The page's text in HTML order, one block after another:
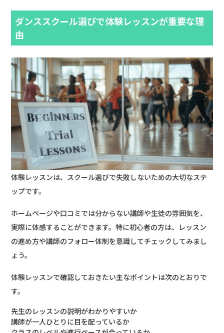
ダンススクール選びで体験レッスンが重要な理
由
体験レッスンは、スクール選びで失敗しないための大切なステ
ップです。
ホームページや口コミでは分からない講師や生徒の雰囲気を、
実際に体感することができます。特に初心者の方は、レッスン
の進め方や講師のフォロー体制を意識してチェックしてみまし
ょう。
体験レッスンで確認しておきたい主なポイントは次のとおりで
す。
先生のレッスンの説明がわかりやすいか
講師が一人ひとりに目を配っているか